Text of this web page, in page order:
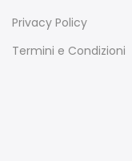
Privacy Policy
Termini e Condizioni